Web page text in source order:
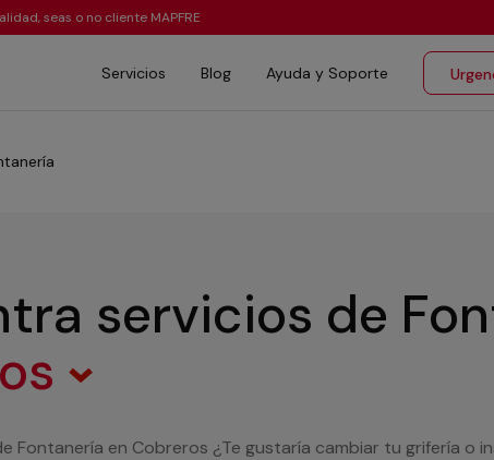
seas o no cliente MAPFRE
Servicios Blog Ayuda y Soporte
servicios de
Fontanería en Cobreros ¿Te gustaría cambiar tu grifería o